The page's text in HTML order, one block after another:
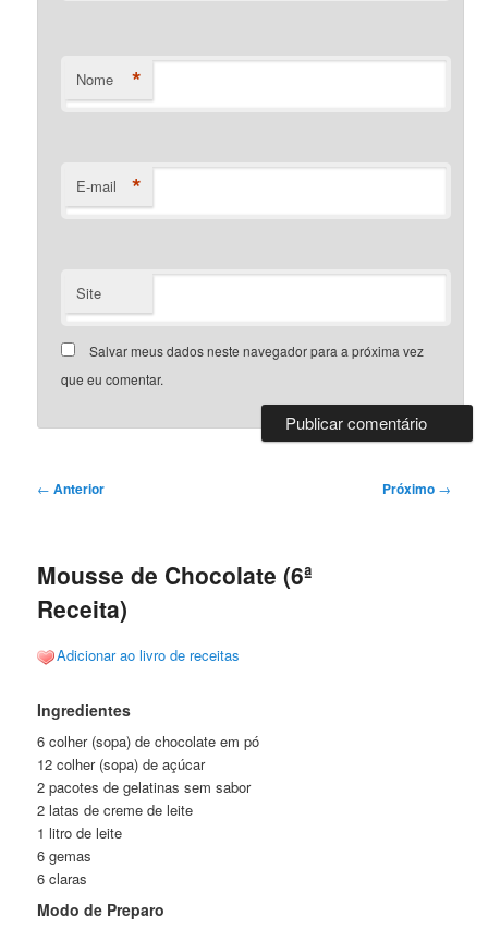
Nome *
E-mail *
Site
Salvar meus dados neste navegador para a próxima vez
que eu comentar.
Navegação
← Anterior Próximo →
Mousse de Chocolate (6ª
Receita)
Adicionar ao livro de receitas
Ingredientes
6 colher (sopa) de chocolate em pó
12 colher (sopa) de açúcar
2 pacotes de gelatinas sem sabor
2 latas de creme de leite
1 litro de leite
6 gemas
6 claras
Modo de Preparo